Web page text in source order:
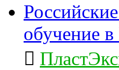
обучение